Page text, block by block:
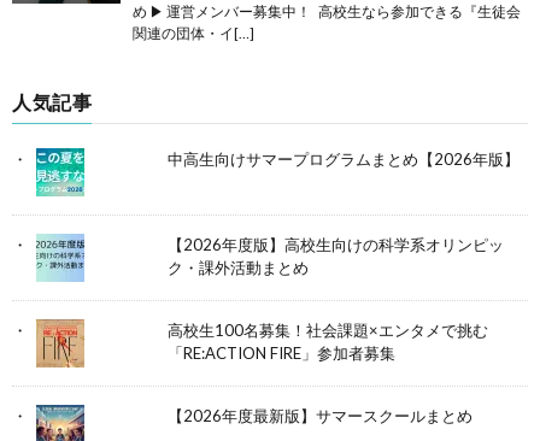
め ▶ 運営メンバー募集中！ 高校生なら参加できる『生徒会
関連の団体・イ[…]
人気記事
中高生向けサマープログラムまとめ【2026年版】
【2026年度版】高校生向けの科学系オリンピッ
ク・課外活動まとめ
高校生100名募集！社会課題×エンタメで挑む
「RE:ACTION FIRE」参加者募集
【2026年度最新版】サマースクールまとめ